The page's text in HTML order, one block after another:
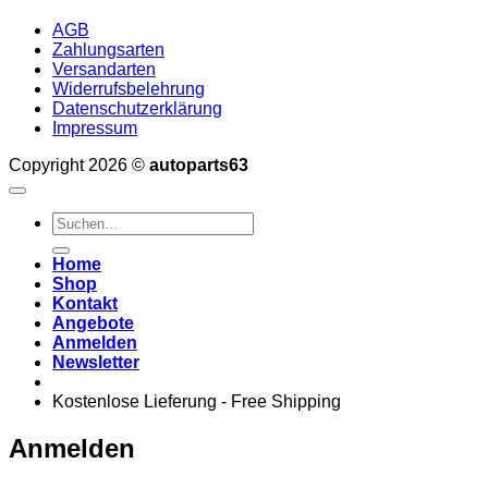
AGB
Zahlungsarten
Versandarten
Widerrufsbelehrung
Datenschutzerklärung
Impressum
Copyright 2026 © autoparts63
Suchen
nach:
Home
Shop
Kontakt
Angebote
Anmelden
Newsletter
Kostenlose Lieferung - Free Shipping
Anmelden